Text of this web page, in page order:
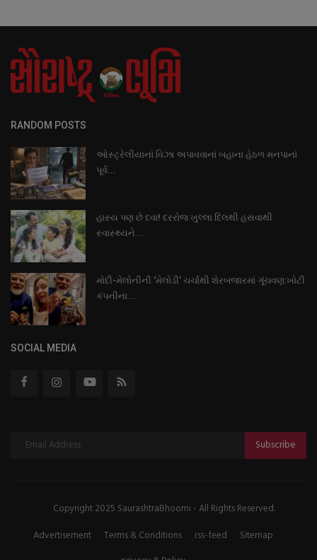
RANDOM POSTS
ઓસ્ટ્રેલીયાનાં વિઝા અપાવવાનાં બહાના હેઠળ મનપાનાં
પૂર્વ...
હાસ્ય પણ છે દવા! દરરોજ ખુલ્લા દિલથી હસવાથી
સ્વાસ્થ્યને...
મોદી-મેલોનીની ‘મેલોડી’ ચર્ચાથી શેરબજારમાં ગૂંચવણ:ખોટી
કંપનીના...
SOCIAL MEDIA
Subscribe
Copyright 2025 SaurashtraBhoomi - All Rights Reserved.
Advertisement
Terms & Conditions rss-feed
Sitemap